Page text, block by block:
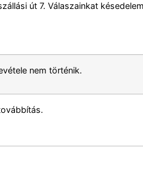
út 7. Válaszainkat
nem történik.